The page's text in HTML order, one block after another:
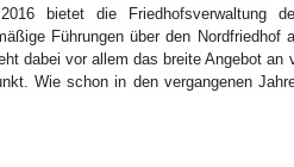
bietet die Friedhofsverwaltung
Führungen über den Nordfriedhof
dabei vor allem das breite Angebot
Wie schon in den vergangenen